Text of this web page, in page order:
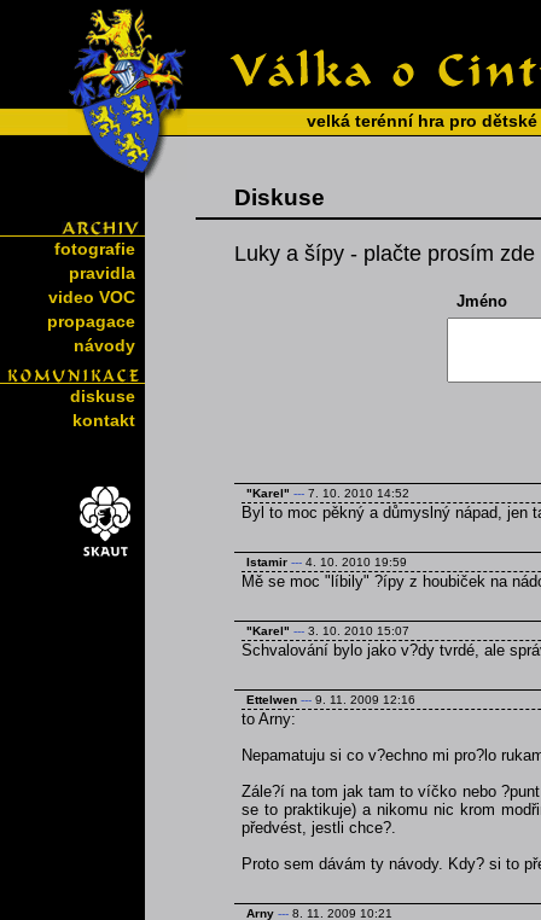
velká terénní hra pro
fotografie
pravidla
video VOC
propagace
návody
diskuse
kontakt
Diskuse
Luky a šípy - plačte prosím zde
Jméno
"Karel" --- 7. 10. 2010 14:52
Byl to moc pěkný a důmyslný nápad, jen
Istamir --- 4. 10. 2010 19:59
Mě se moc "líbily" ?ípy z houbiček na
"Karel" --- 3. 10. 2010 15:07
Schvalování bylo jako v?dy tvrdé, ale
Ettelwen --- 9. 11. 2009 12:16
to Arny:
Nepamatuju si co v?echno mi pro?lo
Zále?í na tom jak tam to víčko nebo
se to praktikuje) a nikomu nic krom
předvést, jestli chce?.
Proto sem dávám ty návody. Kdy? si to
Arny --- 8. 11. 2009 10:21